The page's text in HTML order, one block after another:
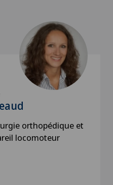
orthopédique et
locomoteur